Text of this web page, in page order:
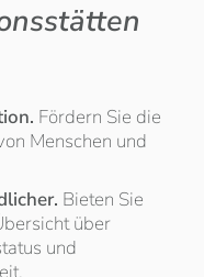
Fördern Sie die
Menschen und
Bieten Sie
über
und